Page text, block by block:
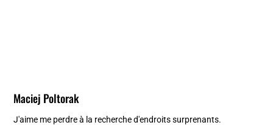
Maciej Poltorak
J'aime me perdre à la recherche d'endroits surprenants.